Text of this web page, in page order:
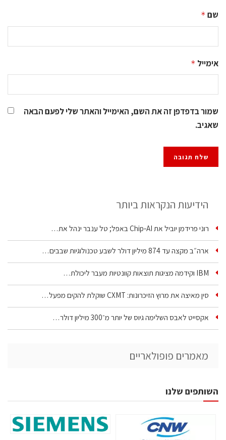
שם *
אימייל *
שמור בדפדפן זה את השם, האימייל והאתר שלי לפעם הבאה
שאגיב.
הידיעות הנקראות ביותר
רוני פרידמן יוביל את Chip‑AI באפל; טל ענבר ינהל את…
ארה״ב מקצה עד 874 מיליון דולר לשבע טכנולוגיות שבבים…
IBM וקידמה מציגות תוצאות קוונטיות מעבר ליכולת…
סין מאיצה את מרוץ הזיכרונות: CXMT שוקלת להקים מפעל…
אקסייט לאבס השלימה גיוס של יותר מ־300 מיליון דולר…
מאמרים פופולאריים
השותפים שלנו